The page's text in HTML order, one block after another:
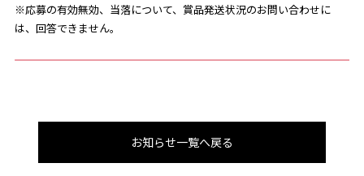
※応募の有効無効、当落について、賞品発送状況のお問い合わせに
は、回答できません。
お知らせ一覧へ戻る